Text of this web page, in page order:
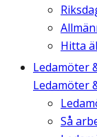
Hitta
Ledamöter
Ledamöter
Så